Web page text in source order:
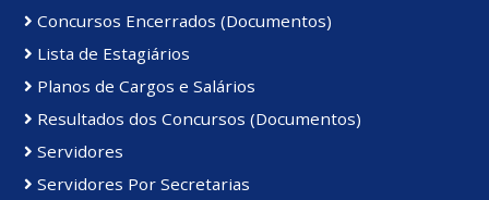
Concursos Encerrados (Documentos)
Lista de Estagiários
Planos de Cargos e Salários
Resultados dos Concursos (Documentos)
Servidores
Servidores Por Secretarias